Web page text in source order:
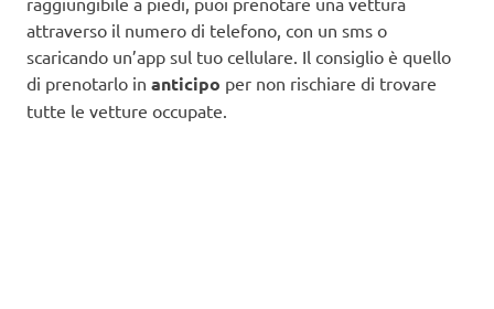
attraverso il numero di telefono, con un sms o
scaricando un’app sul tuo cellulare. Il consiglio è quello
di prenotarlo in anticipo per non rischiare di trovare
tutte le vetture occupate.